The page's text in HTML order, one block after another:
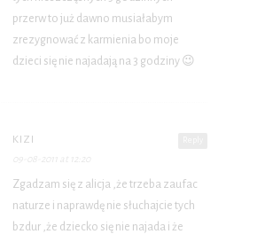
przerw to już dawno musiałabym
zrezygnować z karmienia bo moje
dzieci się nie najadają na 3 godziny 😉
KIZI
Zgadzam się z alicja ,że trzeba zaufac
naturze i naprawdę nie słuchajcie tych
bzdur ,że dziecko się nie najada i że